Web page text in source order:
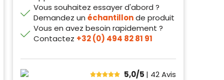
Vous souhaitez essayer d'abord ?
Demandez un échantillonde produit
Vous en avez besoin rapidement ?
Contactez +32 (0) 494 82 81 91
5,0/5 | 42Avis